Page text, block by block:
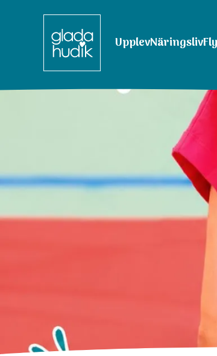
UpplevNäringsliv